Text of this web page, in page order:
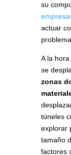
su
actuar
A la
se
zonas
túneles
explorar
tamaño
factores